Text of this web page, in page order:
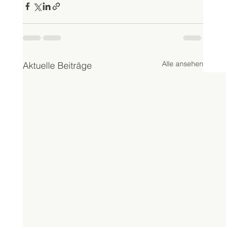
Aktuelle Beiträge Alle ansehen